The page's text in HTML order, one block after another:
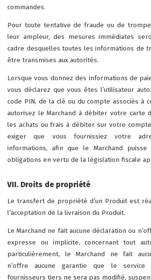
commandes.
Pour toute tentative de fraude ou de
leur ampleur, des mesures immédiates
cadre desquelles toutes les informations de
être transmises aux autorités.
Lorsque vous donnez des informations de
vous déclarez que vous êtes l’utilisateur
code PIN, de la clé ou du compte associés à
autorisez le Marchand à débiter votre carte
les achats ou frais à débiter sur votre
exiger que vous fournissiez votre
informations, afin que le Marchand puisse
obligations en vertu de la législation fiscale
VII. Droits de propriété
Le transfert de propriété d’un Produit est
l’acceptation de la livraison du Produit.
Le Marchand ne fait aucune déclaration ou
expresse ou implicite, concernant tout
particulièrement, le Marchand ne fait
n’offre aucune garantie que le
fournisseurs tiers ne sera pas modifié,